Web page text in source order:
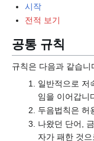
시작
전적 보기
공통 규칙
규칙은 다음과 같습니
일반적으로 저
임을 이어갑니
두음법칙은 허
나왔던 단어,
자가 패한 것